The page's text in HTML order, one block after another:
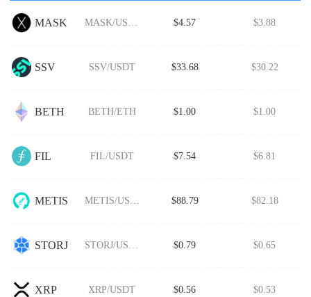
MASK MASK/USDT $4.57 $3.88
SSV SSV/USDT $33.68 $30.22
BETH BETH/ETH $1.00 $1.00
FIL FIL/USDT $7.54 $6.81
METIS METIS/USDT $88.79 $82.18
STORJ STORJ/USDT $0.79 $0.65
XRP XRP/USDT $0.56 $0.53